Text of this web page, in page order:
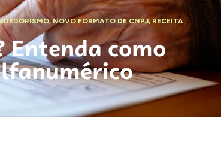
,NOVO FORMATO DE CNPJ,RECEITA
Entenda como